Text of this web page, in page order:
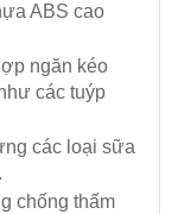
ABS cao
ngăn kéo
các tuýp
các loại sữa
chống thấm